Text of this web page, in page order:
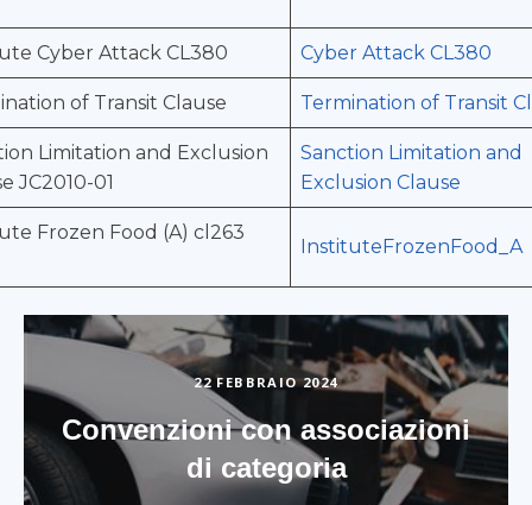
Cyber Attack CL380 Cyber Attack CL380
of Transit Clause Termination of Transit
Limitation and Exclusion
JC2010-01
Sanction Limitation and
Exclusion Clause
Frozen Food (A) cl263
InstituteFrozenFood_A
22 FEBBRAIO 2024
Convenzioni con associazioni
di categoria